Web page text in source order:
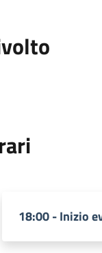
18:00 - Inizio